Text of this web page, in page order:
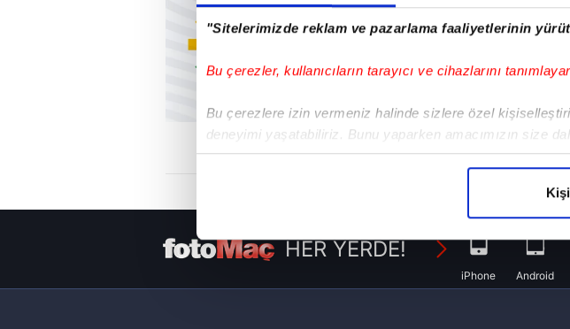
"Sitelerimizde reklam ve pazarlama faaliyetlerinin
Bu çerezler, kullanıcıların tarayıcı ve cihazlarını
Bu çerezlere izin vermeniz halinde sizlere özel
deneyimi yaşatabiliriz. Bunu yaparken amacımızın size
içerikleri sunabilmek adına elimizden gelen çabayı
Her halükârda, kullanıcılar, bu çerezlere izin
Sizlere daha iyi bir hizmet sunabilmek için İnternet
çerezler vasıtasıyla çeşitli kişisel verileriniz işlenmekte
HER YERDE!
iPhone Android